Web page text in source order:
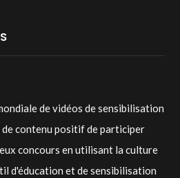
de vidéos de sensibilisation
contenu positif de participer
concours en utilisant la culture
d'éducation et de sensibilisation